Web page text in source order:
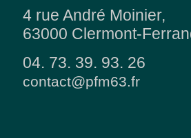
4 rue André Moinier,
63000 Clermont-
04. 73. 39. 93. 26
contact@pfm63.fr